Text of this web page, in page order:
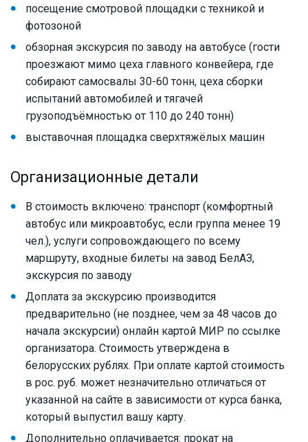
посещение смотровой площадки с техникой и
фотозоной
обзорная экскурсия по заводу на автобусе (гости
проезжают мимо цеха главного конвейера, где
собирают самосвалы 30-60 тонн, цеха сборки
испытаний автомобилей и тягачей
грузоподъёмностью от 110 до 240 тонн)
выставочная площадка сверхтяжёлых машин
Организационные детали
В стоимость включено: транспорт (комфортный
автобус или микроавтобус, если группа менее 19
чел.), услуги сопровождающего по всему
маршруту, входные билеты на завод БелАЗ,
экскурсия по заводу
Доплата за экскурсию производится
предварительно (не позднее, чем за 48 часов до
начала экскурсии) онлайн картой МИР по ссылке
организатора. Стоимость утверждена в
белорусских рублях. При оплате картой стоимость
в рос. руб. может незначительно отличаться от
указанной на сайте в зависимости от курса банка,
который выпустил вашу карту.
Дополнительно оплачивается: прокат на